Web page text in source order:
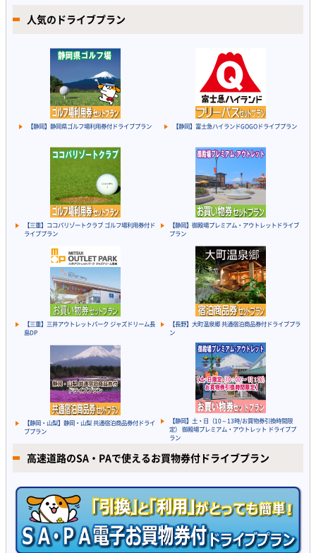
人気のドライブプラン
【静岡】静岡県ゴルフ場利用券付ドライブプラン 【静岡】富士急ハイランドGOGOドライブプラン
【三重】ココパリゾートクラブ ゴルフ場利用券付ド
ライブプラン
【静岡】御殿場プレミアム・アウトレットドライブ
プラン
【三重】三井アウトレットパーク ジャズドリーム長
島DP
【長野】大町温泉郷 共通宿泊商品券付ドライブプラ
ン
【静岡・山梨】静岡・山梨 共通宿泊商品券付ドライ
ブプラン
【静岡】土・日（10～13時/お買物券引換時間限
定） 御殿場プレミアム・アウトレット ドライブプ
ラン
高速道路のSA・PAで使えるお買物券付ドライブプラン